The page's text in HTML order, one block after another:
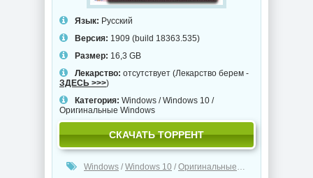
Язык: Русский
Версия: 1909 (build 18363.535)
Размер: 16,3 GB
Лекарство: отсутствует (Лекарство берем -
ЗДЕСЬ >>>)
Категория: Windows /Windows 10 /
Оригинальные Windows
СКАЧАТЬ ТОРРЕНТ
Windows / Windows 10 / Оригинальные Windows